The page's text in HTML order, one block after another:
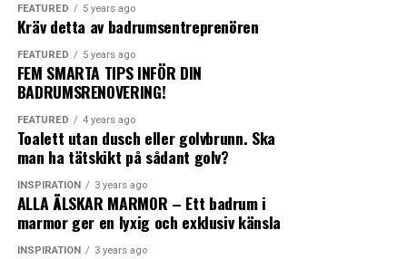
ANGRY
0
ANGRY CRY
0
LOL
0
LOVE
Med den integrerade blandaren får du det exakt som du
vill ha det.
På Sunny 35 Split, Sunny 30 Exclusive och Sunny 40
samt Sunny 40-1 finns även en smidig
vattenutkastare/fotdusch (som tar kallvatten direkt
från trädgårdsslangen).
https://www.demerx.se/
FEATURED 5 years ago
Kräv detta av badrumsentreprenören
FEATURED 5 years ago
FEM SMARTA TIPS INFÖR DIN
BADRUMSRENOVERING!
FEATURED 4 years ago
Toalett utan dusch eller golvbrunn. Ska
man ha tätskikt på sådant golv?
INSPIRATION 3 years ago
ALLA ÄLSKAR MARMOR – Ett badrum i
marmor ger en lyxig och exklusiv känsla
INSPIRATION 3 years ago